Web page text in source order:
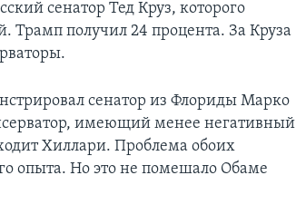
сенатор Тед Круз, которого
получил 24 процента. За Круза
сенатор из Флориды Марко
имеющий менее негативный
Хиллари. Проблема обоих
опыта. Но это не помешало Обаме